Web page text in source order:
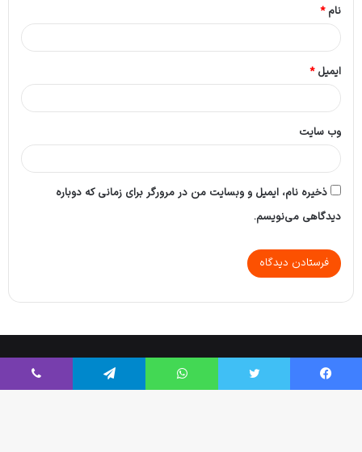
نام*
ایمیل*
وب‌ سایت
ذخیره نام، ایمیل و وبسایت من در مرورگر برای زمانی که دوباره
دیدگاهی می‌نویسم.